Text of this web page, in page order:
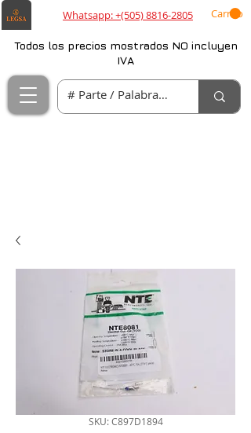
Whatsapp: +(505) 8816-2805 Carrito
Todos los precios mostrados NO incluyen
IVA
SKU: C897D1894